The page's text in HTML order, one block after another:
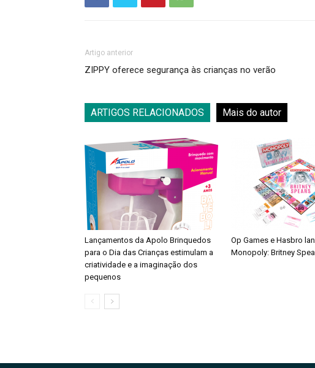
Artigo anterior
ZIPPY oferece segurança às crianças no verão
ARTIGOS RELACIONADOS Mais do autor
Lançamentos da Apolo Brinquedos
para o Dia das Crianças estimulam a
criatividade e a imaginação dos
pequenos
Op Games e Hasbro
Monopoly: Britney